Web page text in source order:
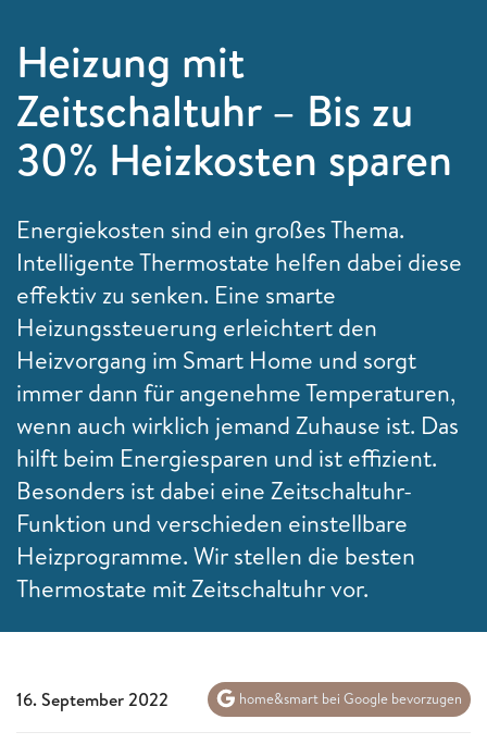
Heizung mit
Zeitschaltuhr – Bis zu
30% Heizkosten sparen
Energiekosten sind ein großes Thema.
Intelligente Thermostate helfen dabei diese
effektiv zu senken. Eine smarte
Heizungssteuerung erleichtert den
Heizvorgang im Smart Home und sorgt
immer dann für angenehme Temperaturen,
wenn auch wirklich jemand Zuhause ist. Das
hilft beim Energiesparen und ist effizient.
Besonders ist dabei eine Zeitschaltuhr-
Funktion und verschieden einstellbare
Heizprogramme. Wir stellen die besten
Thermostate mit Zeitschaltuhr vor.
16. September 2022 home&smart bei Google bevorzugen